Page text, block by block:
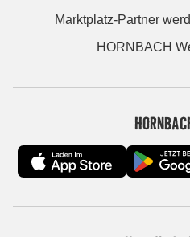
Marktplatz-Partner
HORNBACH